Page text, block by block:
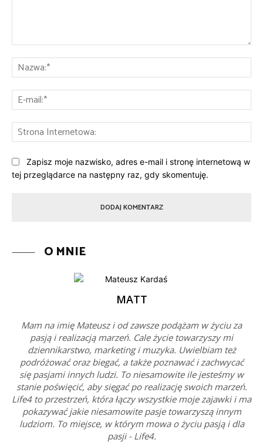
Zapisz moje nazwisko, adres e-mail i stronę internetową w
tej przeglądarce na następny raz, gdy skomentuję.
O MNIE
MATT
Mam na imię Mateusz i od zawsze podążam w życiu za
pasją i realizacją marzeń. Cale życie towarzyszy mi
dziennikarstwo, marketing i muzyka. Uwielbiam też
podróżować oraz biegać, a także poznawać i zachwycać
się pasjami innych ludzi. To niesamowite ile jesteśmy w
stanie poświęcić, aby sięgać po realizację swoich marzeń.
Life4 to przestrzeń, która łączy wszystkie moje zajawki i ma
pokazywać jakie niesamowite pasje towarzyszą innym
ludziom. To miejsce, w którym mowa o życiu pasją i dla
pasji - Life4.